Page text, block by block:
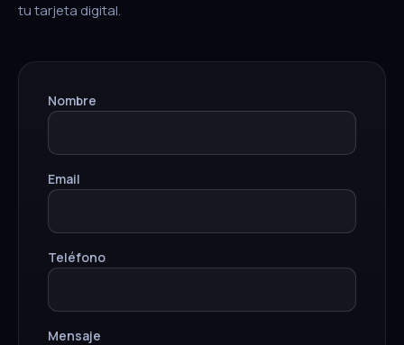
tu tarjeta digital.
Nombre
Email
Teléfono
Mensaje